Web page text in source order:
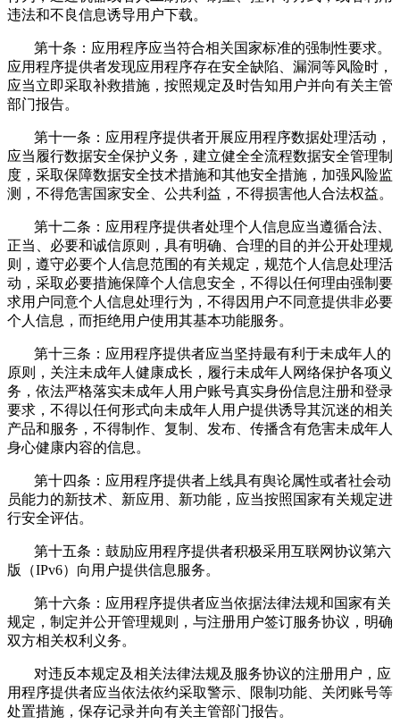
违法和不良信息诱导用户下载。
第十条：应用程序应当符合相关国家标准的强制性要求。
应用程序提供者发现应用程序存在安全缺陷、漏洞等风险时，
应当立即采取补救措施，按照规定及时告知用户并向有关主管
部门报告。
第十一条：应用程序提供者开展应用程序数据处理活动，
应当履行数据安全保护义务，建立健全全流程数据安全管理制
度，采取保障数据安全技术措施和其他安全措施，加强风险监
测，不得危害国家安全、公共利益，不得损害他人合法权益。
第十二条：应用程序提供者处理个人信息应当遵循合法、
正当、必要和诚信原则，具有明确、合理的目的并公开处理规
则，遵守必要个人信息范围的有关规定，规范个人信息处理活
动，采取必要措施保障个人信息安全，不得以任何理由强制要
求用户同意个人信息处理行为，不得因用户不同意提供非必要
个人信息，而拒绝用户使用其基本功能服务。
第十三条：应用程序提供者应当坚持最有利于未成年人的
原则，关注未成年人健康成长，履行未成年人网络保护各项义
务，依法严格落实未成年人用户账号真实身份信息注册和登录
要求，不得以任何形式向未成年人用户提供诱导其沉迷的相关
产品和服务，不得制作、复制、发布、传播含有危害未成年人
身心健康内容的信息。
第十四条：应用程序提供者上线具有舆论属性或者社会动
员能力的新技术、新应用、新功能，应当按照国家有关规定进
行安全评估。
第十五条：鼓励应用程序提供者积极采用互联网协议第六
版（IPv6）向用户提供信息服务。
第十六条：应用程序提供者应当依据法律法规和国家有关
规定，制定并公开管理规则，与注册用户签订服务协议，明确
双方相关权利义务。
对违反本规定及相关法律法规及服务协议的注册用户，应
用程序提供者应当依法依约采取警示、限制功能、关闭账号等
处置措施，保存记录并向有关主管部门报告。